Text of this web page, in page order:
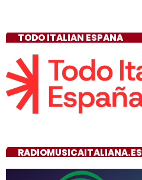
TODO ITALIAN ESPANA
RADIOMUSICAITALIANA.ES